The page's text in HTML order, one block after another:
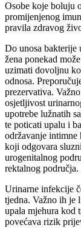
Osobe koje boluju
promijenjenog
pravila zdravog
Do unosa
žena ponekad
uzimati dovoljnu
odnosa.
prezervativa.
osjetljivost
upotrebe lužnatih
te poticati upalu i
održavanje intimne
koji odgovara
urogenitalnog
rektalnog područja.
Urinarne infekcije
tjedna. Važno ih je
upala mjehura kod
povećava rizik